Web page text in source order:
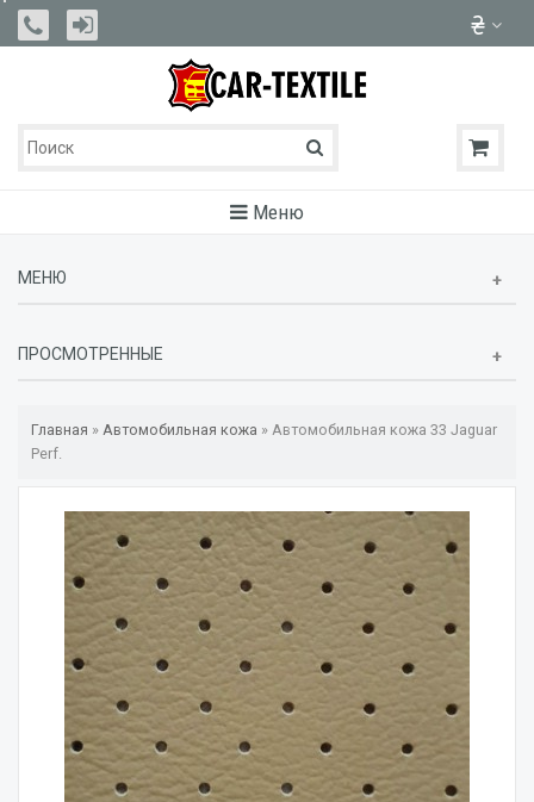
Меню
МЕНЮ
ПРОСМОТРЕННЫЕ
Главная » Автомобильная кожа » Автомобильная кожа 33 Jaguar
Perf.